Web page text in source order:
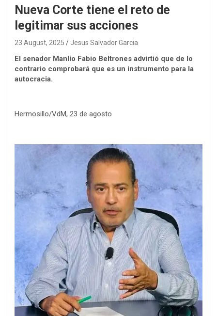
Nueva Corte tiene el reto de
legitimar sus acciones
23 August, 2025 Jesus Salvador Garcia
El senador Manlio Fabio Beltrones advirtió que de lo
contrario comprobará que es un instrumento para la
autocracia.
Hermosillo/VdM, 23 de agosto